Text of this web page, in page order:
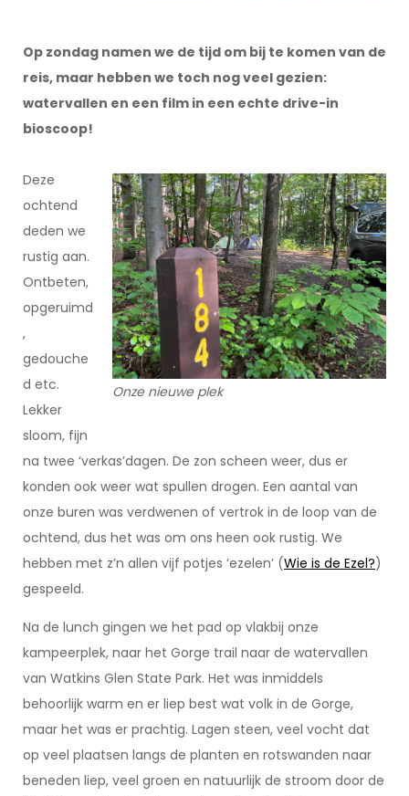
Op zondag namen we de tijd om bij te komen van de
reis, maar hebben we toch nog veel gezien:
watervallen en een film in een echte drive-in
bioscoop!
Onze nieuwe plek
Deze
ochtend
deden we
rustig aan.
Ontbeten,
opgeruimd
,
gedouche
d etc.
Lekker
sloom, fijn
na twee ‘verkas’dagen. De zon scheen weer, dus er
konden ook weer wat spullen drogen. Een aantal van
onze buren was verdwenen of vertrok in de loop van de
ochtend, dus het was om ons heen ook rustig. We
hebben met z’n allen vijf potjes ‘ezelen’ (Wie is de Ezel?)
gespeeld.
Na de lunch gingen we het pad op vlakbij onze
kampeerplek, naar het Gorge trail naar de watervallen
van Watkins Glen State Park. Het was inmiddels
behoorlijk warm en er liep best wat volk in de Gorge,
maar het was er prachtig. Lagen steen, veel vocht dat
op veel plaatsen langs de planten en rotswanden naar
beneden liep, veel groen en natuurlijk de stroom door de